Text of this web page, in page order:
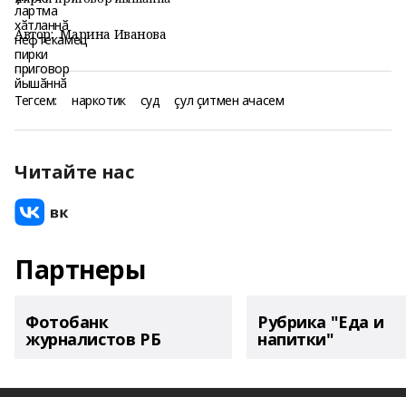
Автор: Марина Иванова
Тегсем: наркотик суд çул çитмен ачасем
Читайте нас
Партнеры
Фотобанк
журналистов РБ
Рубрика "Еда и
напитки"